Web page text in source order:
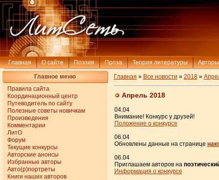
Главная О сайте Поэзия Проза Теория литературы Авторы
Главное меню
Правила сайта
Координационный центр
Путеводитель по сайту
Полезные советы новичкам
Произведения
Комментарии
ЛитО
Форум
Текущие конкурсы
Авторские анонсы
Избранные авторы
Авто(р)портреты
Книги наших авторов
Главная » Все новости » 2018 »
Апрель 2018
04.04
Внимание! Конкурс у друзей!
Положение о конкурсе
06.04
Обновлены данные на странице
06.04
Приглашаем авторов на
Информация о конкурсе